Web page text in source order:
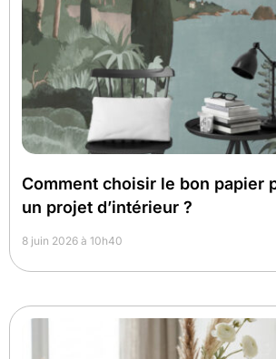
Comment choisir le bon papier
un projet d’intérieur ?
8 juin 2026 à 10h40